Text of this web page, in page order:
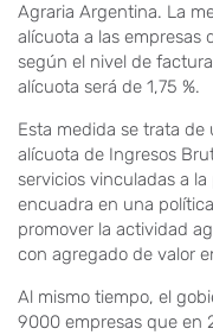
Agraria Argentina. La
alícuota a las empresas
según el nivel de
alícuota será de 1,75 %.
Esta medida se trata
alícuota de Ingresos
servicios vinculadas a
encuadra en una
promover la actividad
con agregado de valor
Al mismo tiempo, el
9000 empresas que en